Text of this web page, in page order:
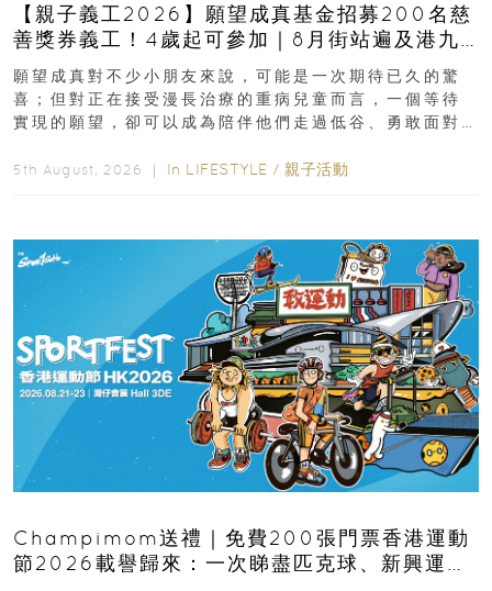
【親子義工2026】願望成真基金招募200名慈
善獎券義工！4歲起可參加｜8月街站遍及港九
新界
願望成真對不少小朋友來說，可能是一次期待已久的驚
喜；但對正在接受漫長治療的重病兒童而言，一個等待
實現的願望，卻可以成為陪伴他們走過低谷、勇敢面對
5th August, 2026 ｜ In LIFESTYLE / 親子活動
Champimom送禮｜免費200張門票香港運動
節2026載譽歸來：一次睇盡匹克球、新興運